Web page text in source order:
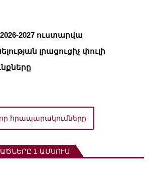
2027 ուստարվա
լրացուցիչ փուլի
հրապարակումները
1 ԱՄՍՈՒՄ